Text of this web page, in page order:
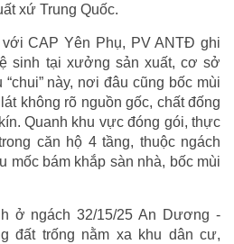
xứ Trung Quốc.
CAP Yên Phụ, PV ANTĐ ghi
sinh tại xưởng sản xuất, cơ sở
này, nơi đâu cũng bốc mùi
không rõ nguồn gốc, chất đống
Quanh khu vực đóng gói, thực
căn hộ 4 tầng, thuộc ngách
mốc bám khắp sàn nhà, bốc mùi
ở ngách 32/15/25 An Dương -
đất trống nằm xa khu dân cư,